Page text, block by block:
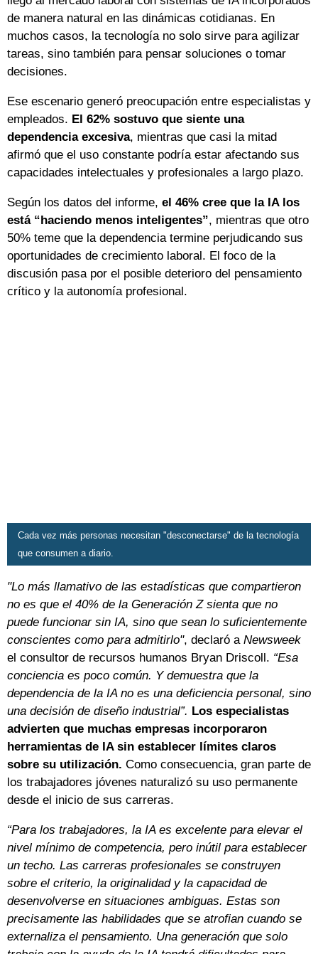
de manera natural en las dinámicas cotidianas. En
muchos casos, la tecnología no solo sirve para agilizar
tareas, sino también para pensar soluciones o tomar
decisiones.
Ese escenario generó preocupación entre especialistas y
empleados. El 62% sostuvo que siente una
dependencia excesiva, mientras que casi la mitad
afirmó que el uso constante podría estar afectando sus
capacidades intelectuales y profesionales a largo plazo.
Según los datos del informe, el 46% cree que la IA los
está “haciendo menos inteligentes”, mientras que otro
50% teme que la dependencia termine perjudicando sus
oportunidades de crecimiento laboral. El foco de la
discusión pasa por el posible deterioro del pensamiento
crítico y la autonomía profesional.
Cada vez más personas necesitan "desconectarse" de la tecnología
que consumen a diario.
"Lo más llamativo de las estadísticas que compartieron
no es que el 40% de la Generación Z sienta que no
puede funcionar sin IA, sino que sean lo suficientemente
conscientes como para admitirlo", declaró a Newsweek
el consultor de recursos humanos Bryan Driscoll. “Esa
conciencia es poco común. Y demuestra que la
dependencia de la IA no es una deficiencia personal, sino
una decisión de diseño industrial”. Los especialistas
advierten que muchas empresas incorporaron
herramientas de IA sin establecer límites claros
sobre su utilización. Como consecuencia, gran parte de
los trabajadores jóvenes naturalizó su uso permanente
desde el inicio de sus carreras.
“Para los trabajadores, la IA es excelente para elevar el
nivel mínimo de competencia, pero inútil para establecer
un techo. Las carreras profesionales se construyen
sobre el criterio, la originalidad y la capacidad de
desenvolverse en situaciones ambiguas. Estas son
precisamente las habilidades que se atrofian cuando se
externaliza el pensamiento. Una generación que solo